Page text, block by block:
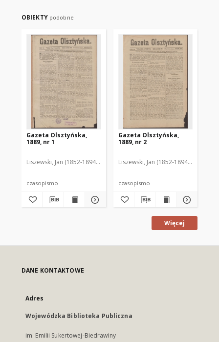
OBIEKTY podobne
Gazeta Olsztyńska,
1889, nr 1
Liszewski, Jan (1852-1894). Red.
czasopismo
Gazeta Olsztyńska,
1889, nr 2
Liszewski, Jan (1852-1894). Red.
czasopismo
Więcej
DANE KONTAKTOWE
Adres
Wojewódzka Biblioteka Publiczna
im. Emilii Sukertowej-Biedrawiny